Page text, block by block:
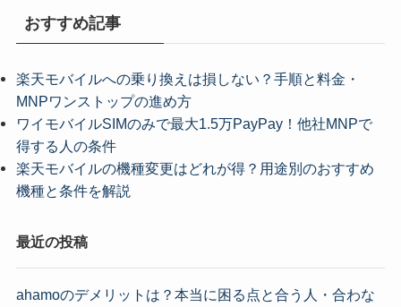
おすすめ記事
楽天モバイルへの乗り換えは損しない？手順と料金・
MNPワンストップの進め方
ワイモバイルSIMのみで最大1.5万PayPay！他社MNPで
得する人の条件
楽天モバイルの機種変更はどれが得？用途別のおすすめ
機種と条件を解説
最近の投稿
ahamoのデメリットは？本当に困る点と合う人・合わな